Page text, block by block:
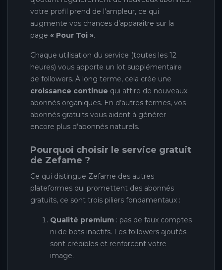
votre profil prend de l’ampleur, ce qui
augmente vos chances d’apparaître sur la
page « Pour Toi ».
Chaque utilisation du service (toutes les 12
heures) vous apporte un lot supplémentaire
de followers. À long terme, cela crée une
croissance continue qui attire de nouveaux
abonnés organiques. En d’autres termes, vos
abonnés gratuits vous aident à générer
encore plus d’abonnés naturels.
Pourquoi choisir le service gratuit
de Zefame ?
Ce qui distingue Zefame des autres
plateformes qui promettent des abonnés
gratuits, ce sont trois piliers fondamentaux :
Qualité premium : pas de faux comptes
ni de bots inactifs. Les followers ajoutés
sont crédibles et renforcent votre
image.